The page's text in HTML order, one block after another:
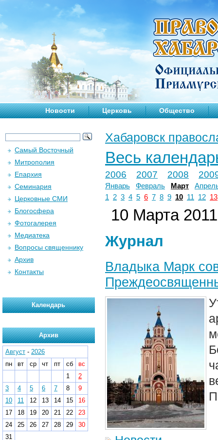
Новости Церковь Общество
Хабаровск
Весь
2006 2007 2008
Январь Февраль Март
1
2 3 4 5 6 7 8 9 10 11 12 13
10 Марта 2011
Журнал
Владыка Марк
Самый Восточный
Митрополия
Епархия
Семинария
Церковные СМИ
Блогосфера
Фотогалерея
Медиатека
Вопросы священнику
Архив
Контакты
Календарь
Архив
Август - 2026
пн
вт ср чт пт сб
вс
1
2
3
4 5 6 7 8
9
10
11 12 13 14 15
16
17
18 19 20 21 22
23
24
25 26 27 28 29
30
31